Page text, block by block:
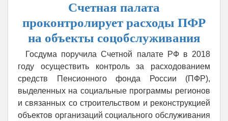
военным
«заморозили»
до
2019
года
Счетная палата
проконтролирует расходы ПФР
на объекты соцобслуживания
Госдума поручила Счетной палате РФ в 2018
году осуществить контроль за расходованием
средств Пенсионного фонда России (ПФР),
выделенных на социальные программы регионов
и связанных со строительством и реконструкцией
объектов организаций социального обслуживания